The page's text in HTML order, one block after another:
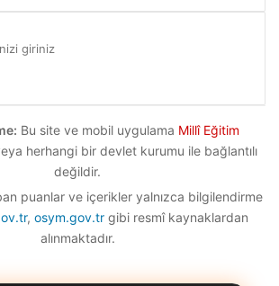
Bu site ve mobil uygulama Millî Eğitim
herhangi bir devlet kurumu ile bağlantılı
değildir.
puanlar ve içerikler yalnızca bilgilendirme
, osym.gov.trgibi resmî kaynaklardan
alınmaktadır.